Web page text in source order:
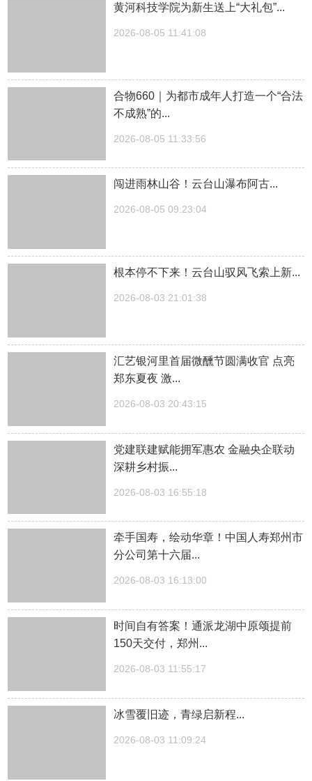
黄河科技学院为新生送上“大礼包”...
2026-08-05 11:41:08
合物660｜为都市成年人打造一个“合法
不成熟”的...
2026-08-05 11:33:56
闯进雨林山谷！云台山瀑布阿古...
2026-08-05 09:23:04
根本停不下来！云台山驭风飞索上新...
2026-08-03 21:01:38
汇艺银河里首届微醺节圆满收官 点亮
郑东夏夜 激...
2026-08-03 20:43:15
党建联建赋能拥军惠农 金融央企联动
深耕乡村振...
2026-08-03 16:55:18
牵手国寿，绘动华章！中国人寿郑州市
分公司第十六届...
2026-08-03 16:13:00
时间自有答案！通派龙湖中原颂提前
150天交付，郑州...
2026-08-03 11:55:17
冰雪覆旧迹，青绿启新程...
2026-08-03 11:09:24